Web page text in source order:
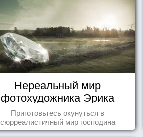
Нереальный мир
фотохудожника Эрика
Йоханссона
Приготовьтесь окунуться в
сюрреалистичный мир господина
Йоханссона